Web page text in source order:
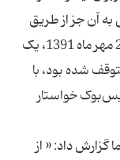
به آن جز از طریق
فیلترشکن ممکن نبود، شبکه پرس تی‌وی 25 مهر ماه 1391، یک
شده‌ بود، با
خواستار
گزارش داد: « از